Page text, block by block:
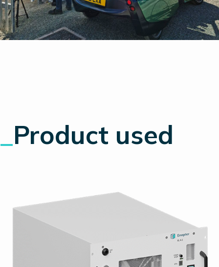
Product used